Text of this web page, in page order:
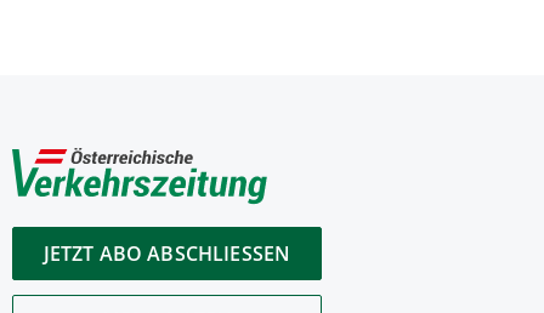
JETZT ABO ABSCHLIESSEN